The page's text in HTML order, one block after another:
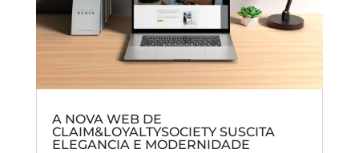
A NOVA WEB DE
CLAIM&LOYALTYSOCIETY SUSCITA
ELEGANCIA E MODERNIDADE